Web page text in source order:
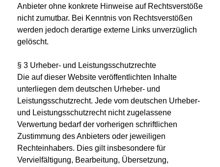
Anbieter ohne konkrete Hinweise auf Rechtsverstöße
nicht zumutbar. Bei Kenntnis von Rechtsverstößen
werden jedoch derartige externe Links unverzüglich
gelöscht.
§ 3 Urheber- und Leistungsschutzrechte
Die auf dieser Website veröffentlichten Inhalte
unterliegen dem deutschen Urheber- und
Leistungsschutzrecht. Jede vom deutschen Urheber-
und Leistungsschutzrecht nicht zugelassene
Verwertung bedarf der vorherigen schriftlichen
Zustimmung des Anbieters oder jeweiligen
Rechteinhabers. Dies gilt insbesondere für
Vervielfältigung, Bearbeitung, Übersetzung,